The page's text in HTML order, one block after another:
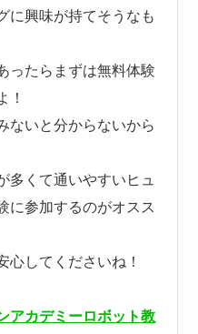
に興味が持てそうなも
ったらまずは無料体験
！
ないと分からないから
多くて通いやすいヒュ
に参加するのがオスス
心してくださいね！
アカデミーロボット教